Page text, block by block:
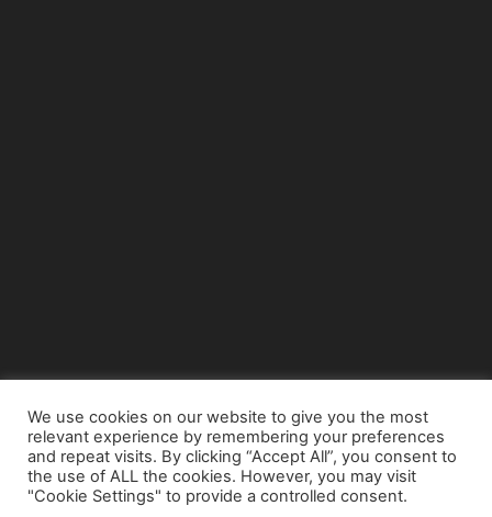
© Copyright 2015 - www.airnews.gr
We use cookies on our website to give you the most
relevant experience by remembering your preferences
and repeat visits. By clicking “Accept All”, you consent to
the use of ALL the cookies. However, you may visit
"Cookie Settings" to provide a controlled consent.